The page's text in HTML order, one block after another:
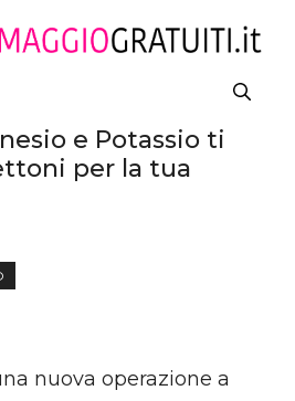
e Potassio ti
per la tua
nuova operazione a